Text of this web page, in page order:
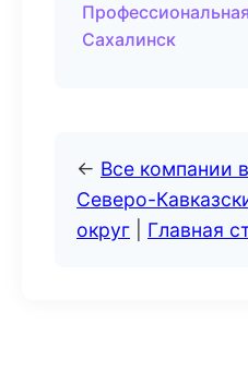
Сахалинск
← Все компании
Северо-
округ
Главная